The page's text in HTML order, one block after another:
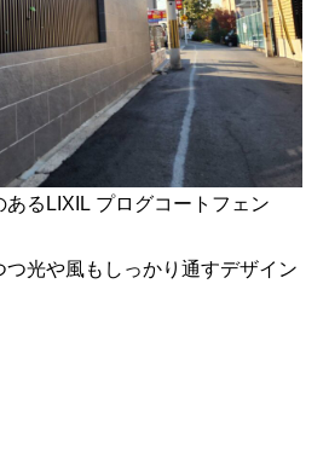
あるLIXIL プログコートフェン
光や風もしっかり通すデザイン